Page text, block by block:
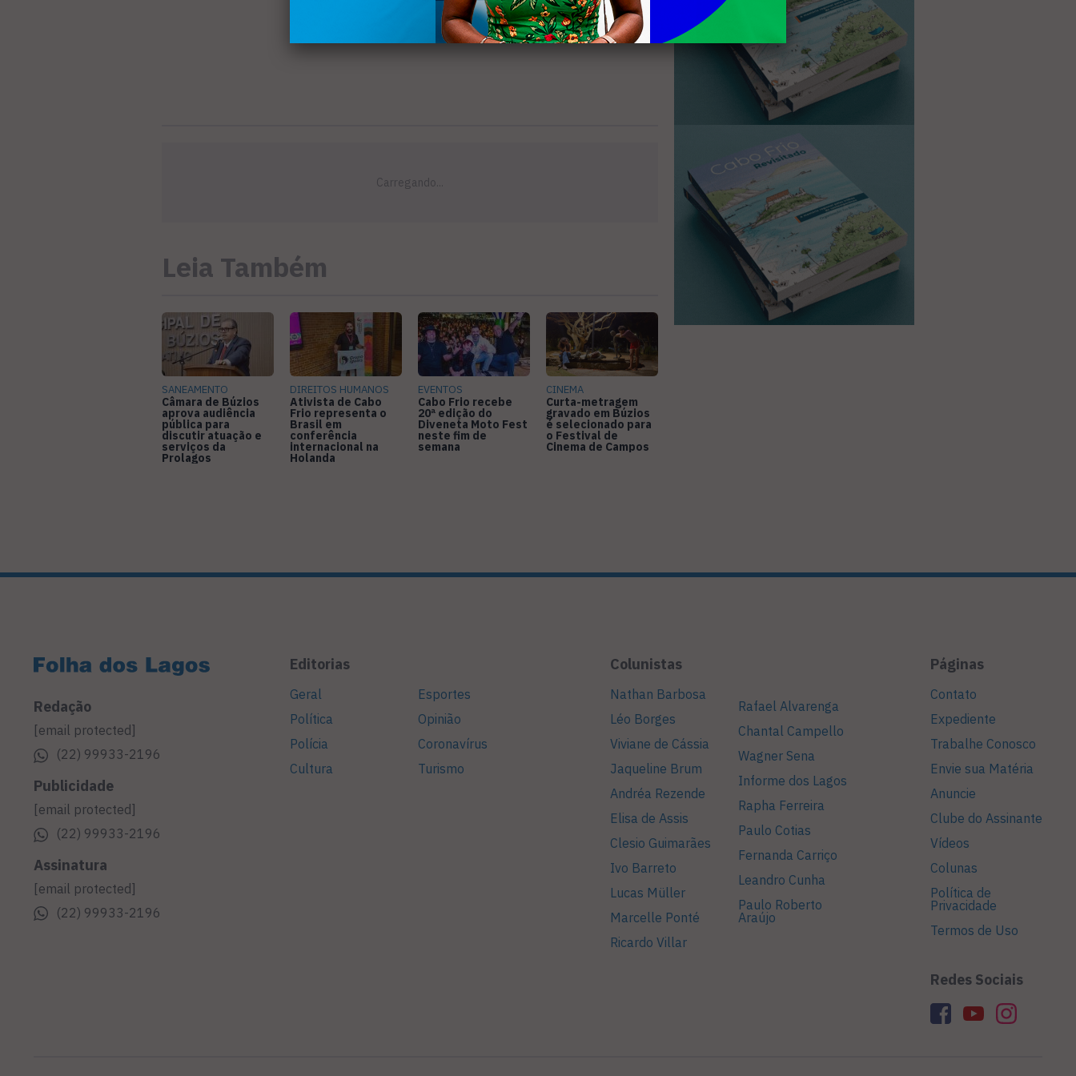
Leia Também
SANEAMENTO
Câmara de Búzios
aprova audiência
pública para
discutir atuação e
serviços da
Prolagos
DIREITOS HUMANOS
Ativista de Cabo
Frio representa o
Brasil em
conferência
internacional na
Holanda
EVENTOS
Cabo Frio recebe
20ª edição do
Diveneta Moto Fest
neste fim de
semana
CINEMA
Curta-metragem
gravado em Búzios
é selecionado para
o Festival de
Cinema de Campos
Redação
[email protected]
(22) 99933-2196
Publicidade
[email protected]
(22) 99933-2196
Assinatura
[email protected]
(22) 99933-2196
Editorias
Geral
Política
Polícia
Cultura
Esportes
Opinião
Coronavírus
Turismo
Colunistas
Nathan Barbosa
Léo Borges
Viviane de Cássia
Jaqueline Brum
Andréa Rezende
Elisa de Assis
Clesio Guimarães
Ivo Barreto
Lucas Müller
Marcelle Ponté
Ricardo Villar
Rafael Alvarenga
Chantal Campello
Wagner Sena
Informe dos Lagos
Rapha Ferreira
Paulo Cotias
Fernanda Carriço
Leandro Cunha
Paulo Roberto
Araújo
Páginas
Contato
Expediente
Trabalhe Conosco
Envie sua Matéria
Anuncie
Clube do Assinante
Vídeos
Colunas
Política de
Privacidade
Termos de Uso
Redes Sociais